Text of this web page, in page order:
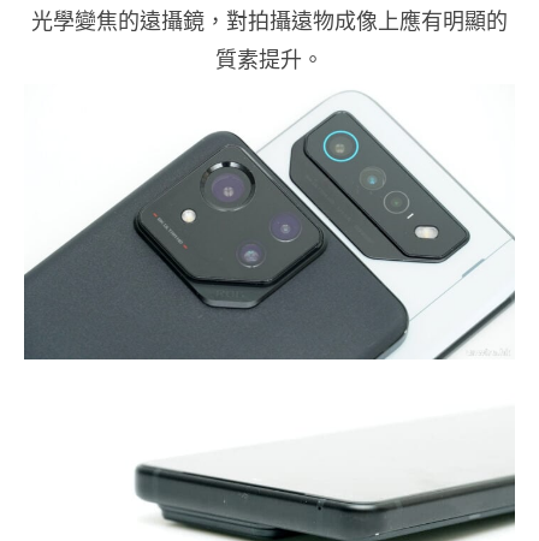
光學變焦的遠攝鏡，對拍攝遠物成像上應有明顯的
質素提升。